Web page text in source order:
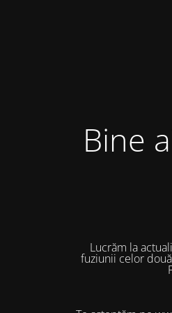
Bine
Lucrăm la
fuziunii celor